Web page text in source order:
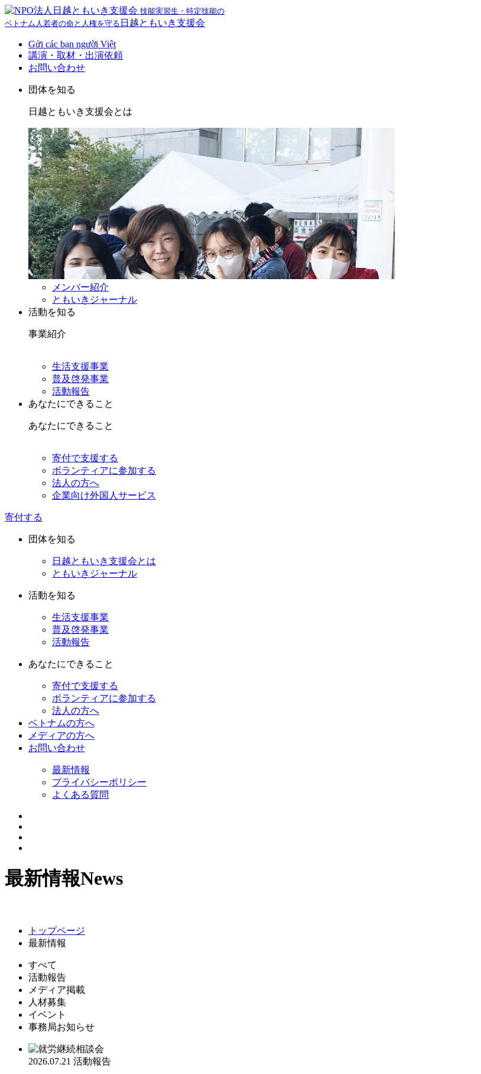
技能実習生・特定技能の
ベトナム人若者の命と人権を守る 日越ともいき支援会
Gửi các bạn người Việt
講演・取材・出演依頼
お問い合わせ
団体を知る
日越ともいき支援会とは
メンバー紹介
ともいきジャーナル
活動を知る
事業紹介
生活支援事業
普及啓発事業
活動報告
あなたにできること
あなたにできること
寄付で支援する
ボランティアに参加する
法人の方へ
企業向け外国人サービス
寄付する
団体を知る
日越ともいき支援会とは
ともいきジャーナル
活動を知る
生活支援事業
普及啓発事業
活動報告
あなたにできること
寄付で支援する
ボランティアに参加する
法人の方へ
ベトナムの方へ
メディアの方へ
お問い合わせ
最新情報
プライバシーポリシー
よくある質問
最新情報News
トップページ
最新情報
すべて
活動報告
メディア掲載
人材募集
イベント
事務局お知らせ
2026.07.21 活動報告